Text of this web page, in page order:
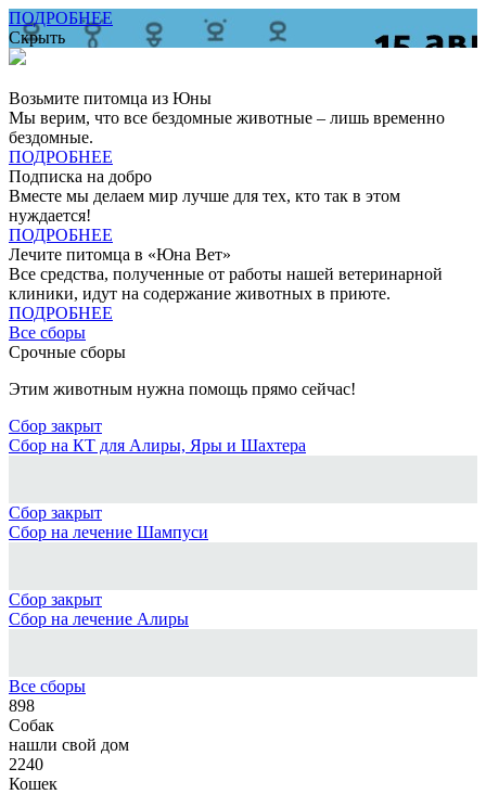
ПОДРОБНЕЕ
Скрыть
Возьмите питомца из Юны
Мы верим, что все бездомные животные – лишь временно
бездомные.
ПОДРОБНЕЕ
Подписка на добро
Вместе мы делаем мир лучше для тех, кто так в этом
нуждается!
ПОДРОБНЕЕ
Лечите питомца в «Юна Вет»
Все средства, полученные от работы нашей ветеринарной
клиники, идут на содержание животных в приюте.
ПОДРОБНЕЕ
Все сборы
Срочные сборы
Этим животным нужна помощь прямо сейчас!
Сбор закрыт
Сбор на КТ для Алиры, Яры и Шахтера
Сбор закрыт
Сбор на лечение Шампуси
Сбор закрыт
Сбор на лечение Алиры
Все сборы
898
Собак
нашли свой дом
2240
Кошек